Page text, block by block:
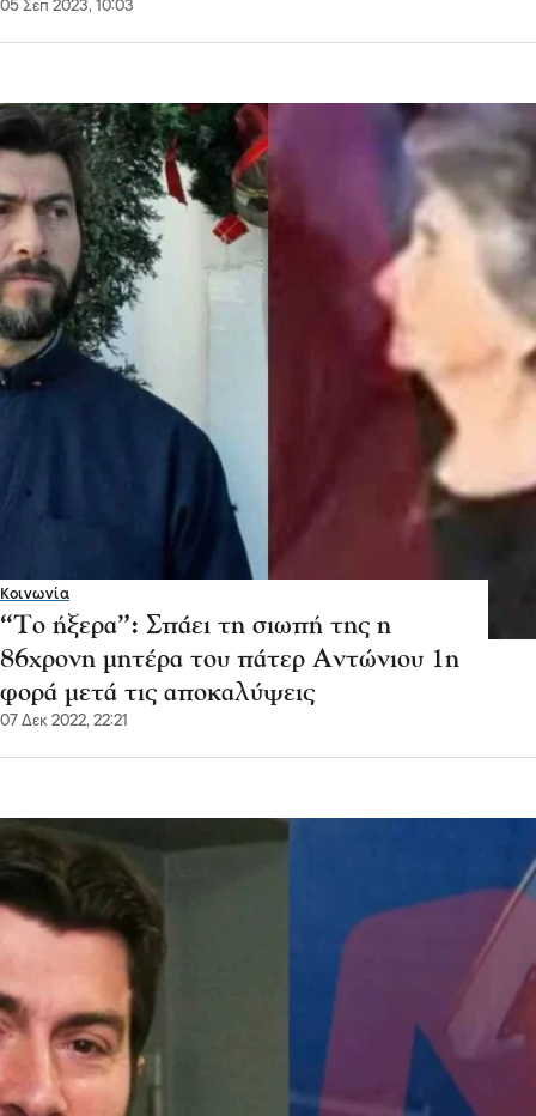
05 Σεπ 2023, 10:03
Κοινωνία
“Το ήξερα”: Σπάει τη σιωπή της η
86χρονη μητέρα του πάτερ Αντώνιου 1η
φορά μετά τις αποκαλύψεις
07 Δεκ 2022, 22:21